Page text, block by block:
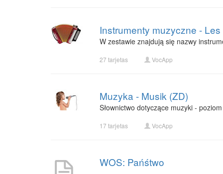
Instrumenty muzyczne -
W zestawie znajdują się nazwy
27 tarjetas VocApp
Muzyka - Musik (ZD)
Słownictwo dotyczące muzyki -
17 tarjetas VocApp
WOS: Pańśtwo